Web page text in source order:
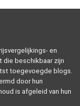
en
beschikbaar zijn
toegevoegde blogs.
door hun
is afgeleid van hun